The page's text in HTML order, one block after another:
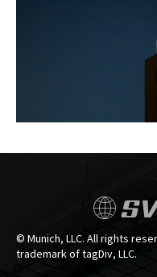
© Munich, LLC. All rights
trademark of tagDiv, LLC.